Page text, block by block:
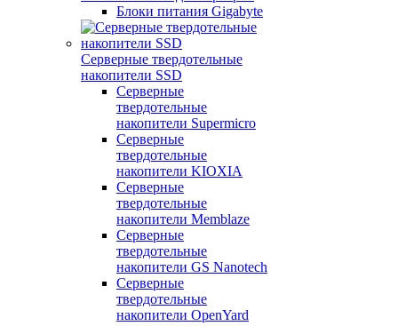
Блоки питания Gigabyte
Серверные твердотельные
накопители SSD
Cерверные
твердотельные
накопители Supermicro
Cерверные
твердотельные
накопители KIOXIA
Cерверные
твердотельные
накопители Memblaze
Cерверные
твердотельные
накопители GS Nanotech
Серверные
твердотельные
накопители OpenYard